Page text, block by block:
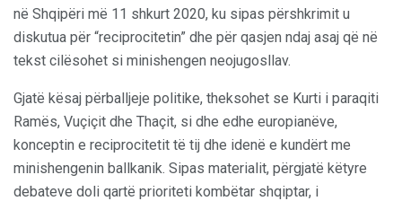
në Shqipëri më 11 shkurt 2020, ku sipas përshkrimit u
diskutua për “reciprocitetin” dhe për qasjen ndaj asaj që në
tekst cilësohet si minishengen neojugosllav.
Gjatë kësaj përballjeje politike, theksohet se Kurti i paraqiti
Ramës, Vuçiçit dhe Thaçit, si dhe edhe europianëve,
konceptin e reciprocitetit të tij dhe idenë e kundërt me
minishengenin ballkanik. Sipas materialit, përgjatë këtyre
debateve doli qartë prioriteti kombëtar shqiptar, i